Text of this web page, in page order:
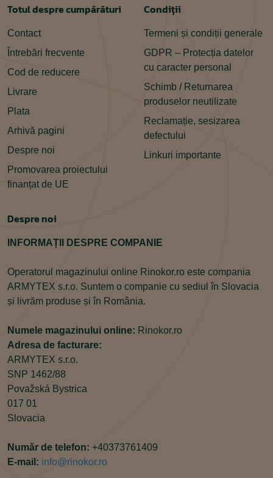
Totul despre cumpărături
Contact
Întrebări frecvente
Cod de reducere
Livrare
Plata
Arhivă pagini
Despre noi
Promovarea proiectului
finanțat de UE
Condiții
Termeni și condiții generale
GDPR – Protecția datelor
cu caracter personal
Schimb / Returnarea
produselor neutilizate
Reclamație, sesizarea
defectului
Linkuri importante
Despre noi
INFORMAȚII DESPRE COMPANIE
Operatorul magazinului online Rinokor.ro este compania
ARMYTEX s.r.o. Suntem o companie cu sediul în Slovacia
și livrăm produse și în România.
Numele magazinului online: Rinokor.ro
Adresa de facturare:
ARMYTEX s.r.o.
SNP 1462/88
Považská Bystrica
017 01
Slovacia
Număr de telefon: +40373761409
E-mail: info@rinokor.ro